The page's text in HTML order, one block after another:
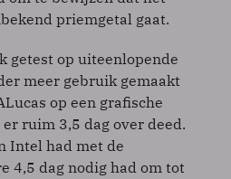
priemgetal gaat.
getest op uiteenlopende
meer gebruik gemaakt
op een grafische
ruim 3,5 dag over deed.
Intel had met de
4,5 dag nodig had om tot